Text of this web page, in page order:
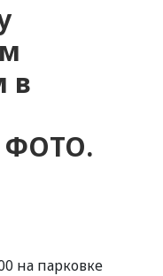
в
ФОТО.
на парковке